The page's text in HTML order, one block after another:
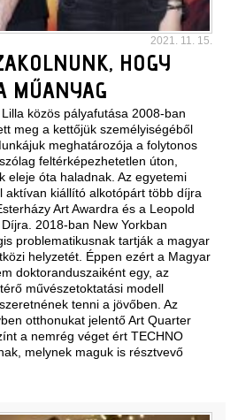
2021. 11. 15.
HOGY
MŰANYAG
közös pályafutása 2008-ban
meg a kettőjük személyiségéből
meghatározója a folytonos
feltérképezhetetlen úton,
eleje óta haladnak. Az egyetemi
aktívan kiállító alkotópárt több díjra
Art Awardra és a Leopold
2018-ban New Yorkban
problematikusnak tartják a magyar
helyzetét. Éppen ezért a Magyar
doktoranduszaiként egy, az
művészetoktatási modell
tenni a jövőben. Az
otthonukat jelentő Art Quarter
a nemrég véget ért TECHNO
melynek maguk is résztvevő